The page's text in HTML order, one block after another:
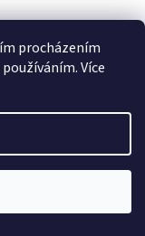
procházením
Více